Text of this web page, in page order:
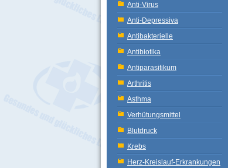
Anti-Virus
Anti-Depressiva
Antibakterielle
Antibiotika
Antiparasitikum
Arthritis
Asthma
Verhütungsmittel
Blutdruck
Krebs
Herz-Kreislauf-Erkrankungen